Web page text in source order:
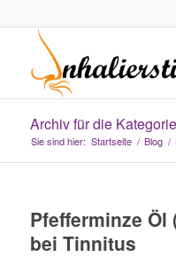
Archiv für die
Sie sind hier: Startseite / Blog /
Pfefferminze Öl
bei Tinnitus